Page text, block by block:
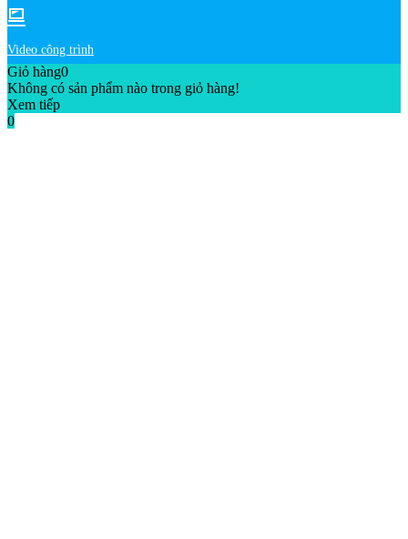
Video công trình
Giỏ hàng0
Không có sản phẩm nào trong giỏ hàng!
Xem tiếp
0